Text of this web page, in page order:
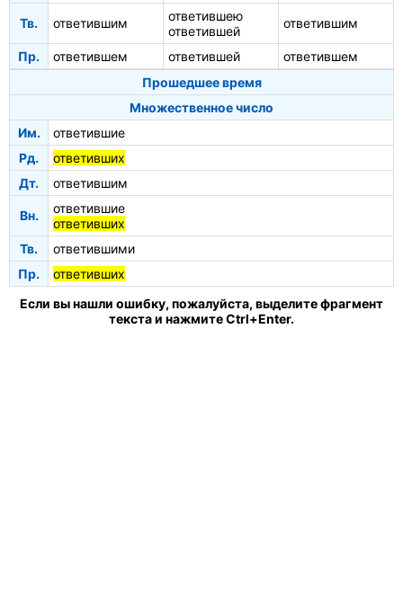
Тв. ответившим
ответившею
ответившей
ответившим
Пр. ответившем ответившей
ответившем
Прошедшее время
Множественное число
Им.
ответившие
Рд.
ответивших
Дт.
ответившим
Вн.
ответившие
ответивших
Тв.
ответившими
Пр.
ответивших
Если вы нашли ошибку, пожалуйста, выделите фрагмент
текста и нажмите Ctrl+Enter.